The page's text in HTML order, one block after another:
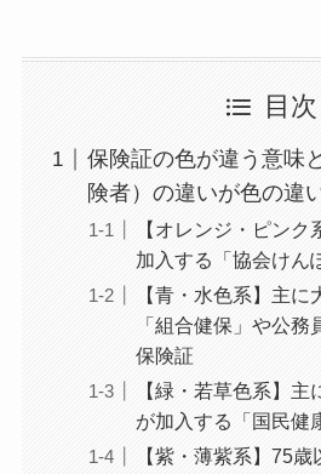
目次
保険証の色が違う意味
険者）の違いが色の違
【オレンジ・ピン
加入する「協会けん
【青・水色系】主に
「組合健保」や公
保険証
【緑・若草色系】
が加入する「国民健
【紫・薄紫系】75